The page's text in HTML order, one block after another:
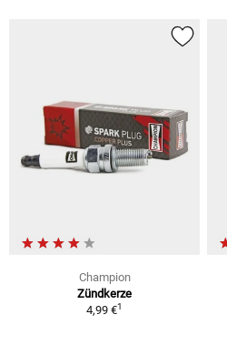
Champion
Zündkerze
4,99 €1